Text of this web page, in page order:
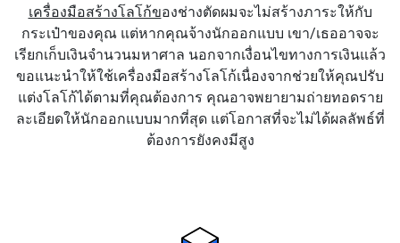
เครื่องมือสร้างโลโก้ของช่างตัดผมจะไม่สร้างภาระให้กับ
กระเป๋าของคุณ แต่หากคุณจ้างนักออกแบบ เขา/เธออาจจะ
เรียกเก็บเงินจำนวนมหาศาล นอกจากเงื่อนไขทางการเงินแล้ว
ขอแนะนำให้ใช้เครื่องมือสร้างโลโก้เนื่องจากช่วยให้คุณปรับ
แต่งโลโก้ได้ตามที่คุณต้องการ คุณอาจพยายามถ่ายทอดราย
ละเอียดให้นักออกแบบมากที่สุด แต่โอกาสที่จะไม่ได้ผลลัพธ์ที่
ต้องการยังคงมีสูง